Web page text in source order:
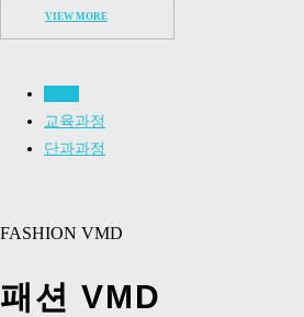
VIEW MORE
교육과정
단과과정
FASHION VMD
패션 VMD